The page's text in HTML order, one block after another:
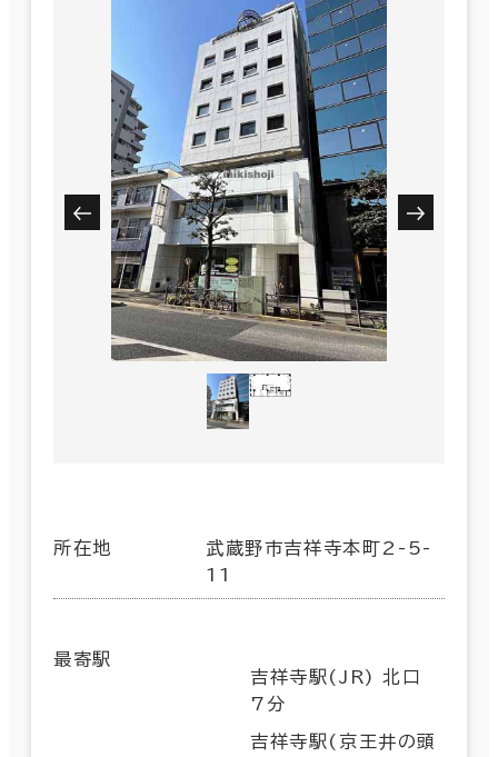
所在地
武蔵野市吉祥寺本町2-5-
11
最寄駅
吉祥寺駅(JR) 北口
7分
吉祥寺駅(京王井の頭